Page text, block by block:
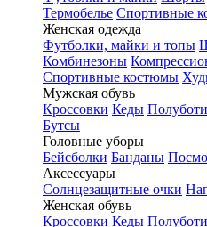
Термобелье Спортивные
Женская одежда
Футболки, майки и топы
Комбинезоны
Спортивные костюмы
Мужская обувь
Кроссовки Кеды
Бутсы
Головные уборы
Бейсболки Банданы
Аксессуары
Солнцезащитные очки
Женская обувь
Кроссовки Кеды